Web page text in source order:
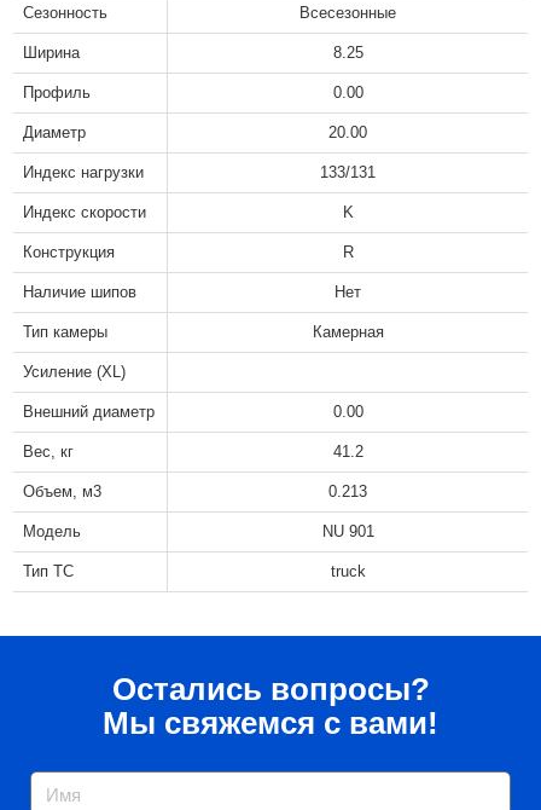
Сезонность Всесезонные
Ширина 8.25
Профиль 0.00
Диаметр 20.00
Индекс нагрузки 133/131
Индекс скорости K
Конструкция R
Наличие шипов Нет
Тип камеры Камерная
Усиление (XL)
Внешний диаметр 0.00
Вес, кг 41.2
Объем, м3 0.213
Модель NU 901
Тип ТС truck
Остались вопросы?
Мы свяжемся с вами!